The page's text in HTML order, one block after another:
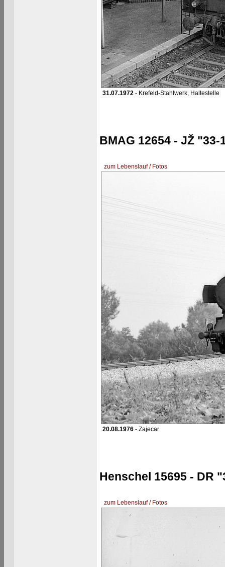
31.07.1972- Krefeld-Stahlwerk, Haltestelle
BMAG 12654 - JŽ "33-
zum Lebenslauf / Fotos
20.08.1976- Zajecar
Henschel 15695 - DR
zum Lebenslauf / Fotos